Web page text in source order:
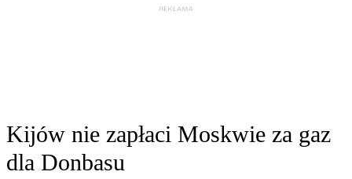
Kijów nie zapłaci Moskwie za gaz
dla Donbasu